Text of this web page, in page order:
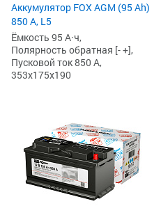
Аккумулятор FOX AGM (95 Ah)
850 А, L5
Ёмкость 95 А·ч,
Полярность обратная [- +],
Пусковой ток 850 А,
353x175x190